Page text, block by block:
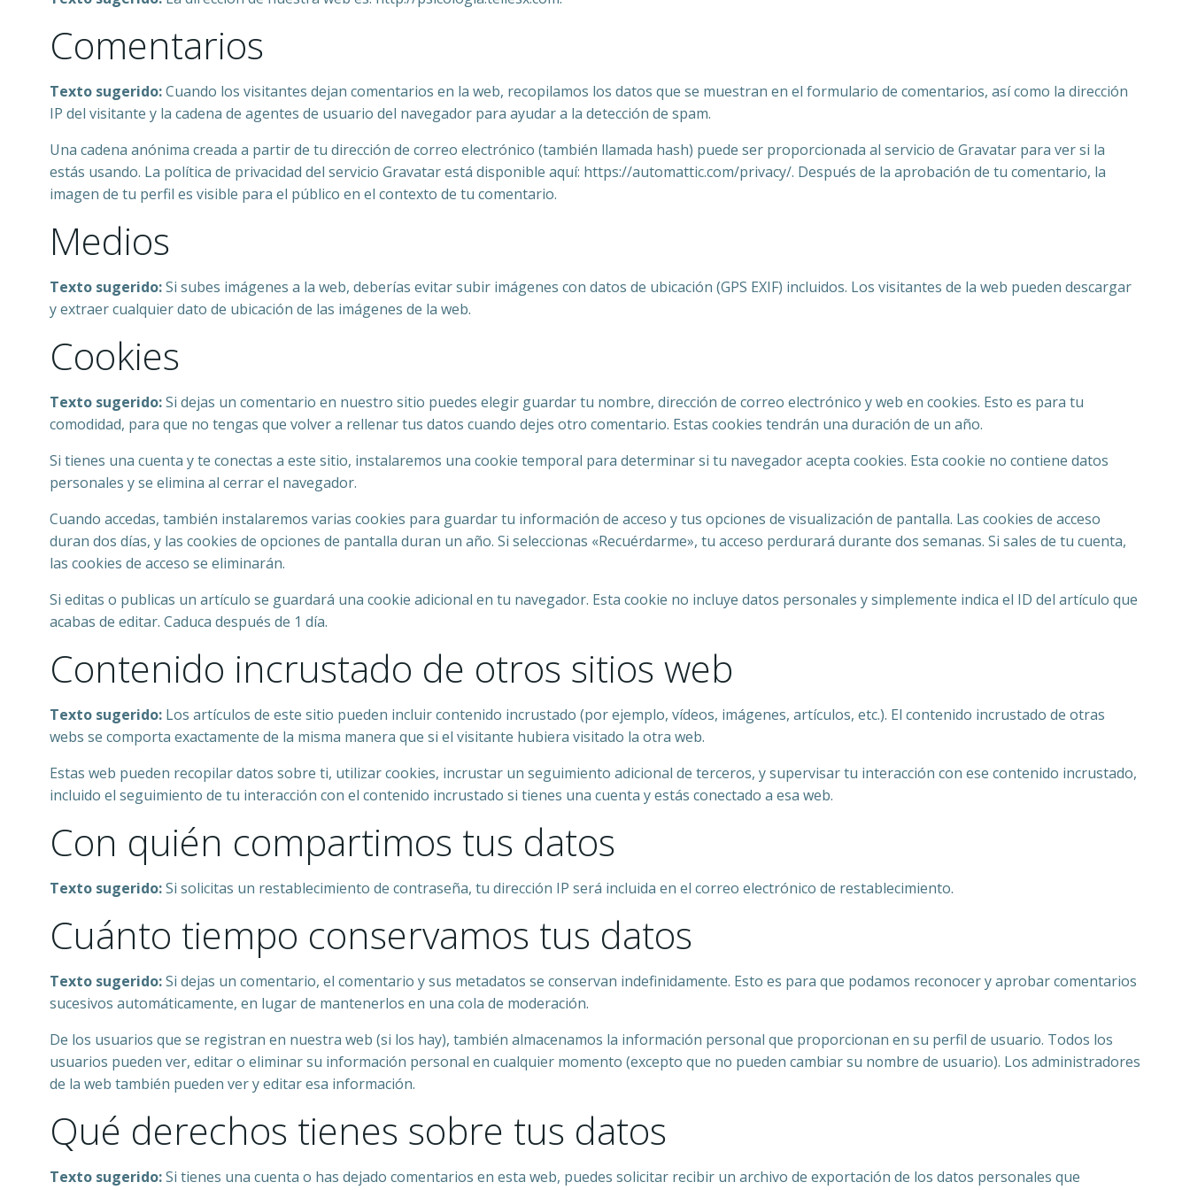
Comentarios
Texto sugerido:Cuando los visitantes dejan comentarios en la web, recopilamos los datos que se muestran en el formulario de comentarios, así como la dirección
IP del visitante y la cadena de agentes de usuario del navegador para ayudar a la detección de spam.
Una cadena anónima creada a partir de tu dirección de correo electrónico (también llamada hash) puede ser proporcionada al servicio de Gravatar para ver si la
estás usando. La política de privacidad del servicio Gravatar está disponible aquí: https://automattic.com/privacy/. Después de la aprobación de tu comentario, la
imagen de tu perfil es visible para el público en el contexto de tu comentario.
Medios
Texto sugerido:Si subes imágenes a la web, deberías evitar subir imágenes con datos de ubicación (GPS EXIF) incluidos. Los visitantes de la web pueden descargar
y extraer cualquier dato de ubicación de las imágenes de la web.
Cookies
Texto sugerido:Si dejas un comentario en nuestro sitio puedes elegir guardar tu nombre, dirección de correo electrónico y web en cookies. Esto es para tu
comodidad, para que no tengas que volver a rellenar tus datos cuando dejes otro comentario. Estas cookies tendrán una duración de un año.
Si tienes una cuenta y te conectas a este sitio, instalaremos una cookie temporal para determinar si tu navegador acepta cookies. Esta cookie no contiene datos
personales y se elimina al cerrar el navegador.
Cuando accedas, también instalaremos varias cookies para guardar tu información de acceso y tus opciones de visualización de pantalla. Las cookies de acceso
duran dos días, y las cookies de opciones de pantalla duran un año. Si seleccionas «Recuérdarme», tu acceso perdurará durante dos semanas. Si sales de tu cuenta,
las cookies de acceso se eliminarán.
Si editas o publicas un artículo se guardará una cookie adicional en tu navegador. Esta cookie no incluye datos personales y simplemente indica el ID del artículo que
acabas de editar. Caduca después de 1 día.
Contenido incrustado de otros sitios web
Texto sugerido: Los artículos de este sitio pueden incluir contenido incrustado (por ejemplo, vídeos, imágenes, artículos, etc.). El contenido incrustado de otras
webs se comporta exactamente de la misma manera que si el visitante hubiera visitado la otra web.
Estas web pueden recopilar datos sobre ti, utilizar cookies, incrustar un seguimiento adicional de terceros, y supervisar tu interacción con ese contenido incrustado,
incluido el seguimiento de tu interacción con el contenido incrustado si tienes una cuenta y estás conectado a esa web.
Con quién compartimos tus datos
Texto sugerido:Si solicitas un restablecimiento de contraseña, tu dirección IP será incluida en el correo electrónico de restablecimiento.
Cuánto tiempo conservamos tus datos
Texto sugerido:Si dejas un comentario, el comentario y sus metadatos se conservan indefinidamente. Esto es para que podamos reconocer y aprobar comentarios
sucesivos automáticamente, en lugar de mantenerlos en una cola de moderación.
De los usuarios que se registran en nuestra web (si los hay), también almacenamos la información personal que proporcionan en su perfil de usuario. Todos los
usuarios pueden ver, editar o eliminar su información personal en cualquier momento (excepto que no pueden cambiar su nombre de usuario). Los administradores
de la web también pueden ver y editar esa información.
Qué derechos tienes sobre tus datos
Texto sugerido:Si tienes una cuenta o has dejado comentarios en esta web, puedes solicitar recibir un archivo de exportación de los datos personales que